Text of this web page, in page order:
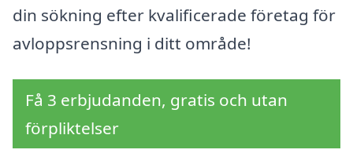
din sökning efter kvalificerade företag för
avloppsrensning i ditt område!
Få 3 erbjudanden, gratis och utan
förpliktelser